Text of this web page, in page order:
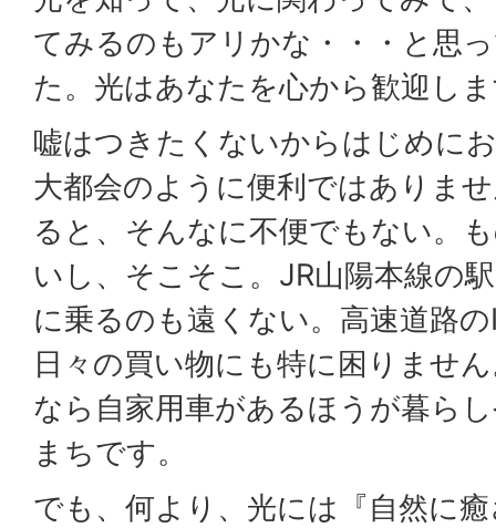
てみるのもアリかな・・・と思
た。光はあなたを心から歓迎し
嘘はつきたくないからはじめに
大都会のように便利ではありま
ると、そんなに不便でもない。
いし、そこそこ。JR山陽本線の
に乗るのも遠くない。高速道路
日々の買い物にも特に困りませ
なら自家用車があるほうが暮ら
まちです。
でも、何より、光には『自然に